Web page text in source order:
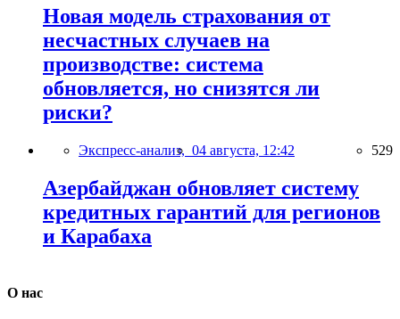
Новая модель страхования от
несчастных случаев на
производстве: система
обновляется, но снизятся ли
риски?
Экспресс-анализ, 04 августа, 12:42 529
Азербайджан обновляет систему
кредитных гарантий для регионов
и Карабаха
О нас